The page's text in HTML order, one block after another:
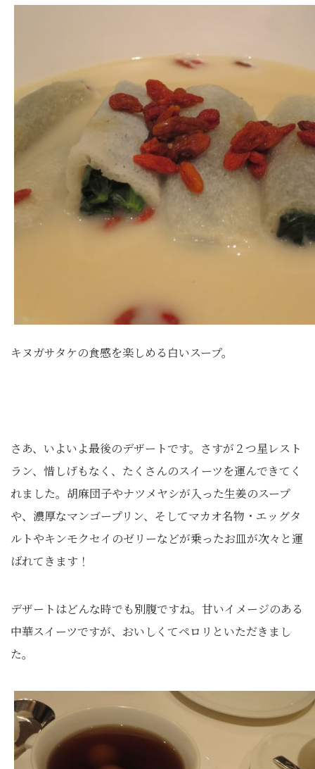
キヌガサタケの食感を楽しめる白いスープ。
さあ、いよいよ最後のデザートです。さすが２つ星レスト
ラン、惜しげもなく、たくさんのスイーツを運んできてく
れました。胡麻団子やナツメヤシが入った生姜のスープ
や、濃厚なマンゴープリン、そしてマカオ名物・エッグタ
ルトやキンモクセイのゼリーなどが乗ったお皿が次々と運
ばれてきます！
デザートはどんな時でも別腹ですね。甘いイメージのある
中華スイーツですが、おいしくてペロリといただきまし
た。